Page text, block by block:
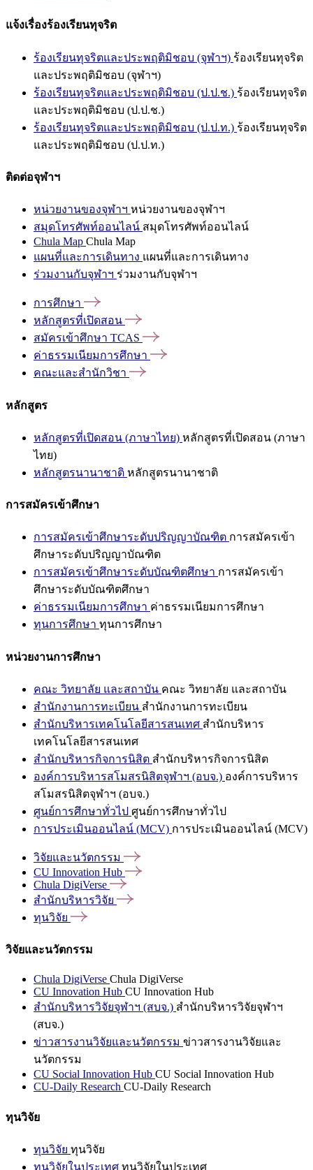
แจ้งเรื่องร้องเรียนทุจริต
ร้องเรียนทุจริตและประพฤติมิชอบ (จุฬาฯ) ร้องเรียนทุจริต
และประพฤติมิชอบ (จุฬาฯ)
ร้องเรียนทุจริตและประพฤติมิชอบ (ป.ป.ช.) ร้องเรียนทุจริต
และประพฤติมิชอบ (ป.ป.ช.)
ร้องเรียนทุจริตและประพฤติมิชอบ (ป.ป.ท.) ร้องเรียนทุจริต
และประพฤติมิชอบ (ป.ป.ท.)
ติดต่อจุฬาฯ
หน่วยงานของจุฬาฯ หน่วยงานของจุฬาฯ
สมุดโทรศัพท์ออนไลน์ สมุดโทรศัพท์ออนไลน์
Chula Map Chula Map
แผนที่และการเดินทาง แผนที่และการเดินทาง
ร่วมงานกับจุฬาฯ ร่วมงานกับจุฬาฯ
การศึกษา
หลักสูตรที่เปิดสอน
สมัครเข้าศึกษา TCAS
ค่าธรรมเนียมการศึกษา
คณะและสำนักวิชา
หลักสูตร
หลักสูตรที่เปิดสอน (ภาษาไทย) หลักสูตรที่เปิดสอน (ภาษา
ไทย)
หลักสูตรนานาชาติ หลักสูตรนานาชาติ
การสมัครเข้าศึกษา
การสมัครเข้าศึกษาระดับปริญญาบัณฑิต การสมัครเข้า
ศึกษาระดับปริญญาบัณฑิต
การสมัครเข้าศึกษาระดับบัณฑิตศึกษา การสมัครเข้า
ศึกษาระดับบัณฑิตศึกษา
ค่าธรรมเนียมการศึกษา ค่าธรรมเนียมการศึกษา
ทุนการศึกษา ทุนการศึกษา
หน่วยงานการศึกษา
คณะ วิทยาลัย และสถาบัน คณะ วิทยาลัย และสถาบัน
สำนักงานการทะเบียน สำนักงานการทะเบียน
สำนักบริหารเทคโนโลยีสารสนเทศ สำนักบริหาร
เทคโนโลยีสารสนเทศ
สำนักบริหารกิจการนิสิต สำนักบริหารกิจการนิสิต
องค์การบริหารสโมสรนิสิตจุฬาฯ (อบจ.) องค์การบริหาร
สโมสรนิสิตจุฬาฯ (อบจ.)
ศูนย์การศึกษาทั่วไป ศูนย์การศึกษาทั่วไป
การประเมินออนไลน์ (MCV) การประเมินออนไลน์ (MCV)
วิจัยและนวัตกรรม
CU Innovation Hub
Chula DigiVerse
สำนักบริหารวิจัย
ทุนวิจัย
วิจัยและนวัตกรรม
Chula DigiVerse Chula DigiVerse
CU Innovation Hub CU Innovation Hub
สำนักบริหารวิจัยจุฬาฯ (สบจ.) สำนักบริหารวิจัยจุฬาฯ
(สบจ.)
ข่าวสารงานวิจัยและนวัตกรรม ข่าวสารงานวิจัยและ
นวัตกรรม
CU Social Innovation Hub CU Social Innovation Hub
CU-Daily Research CU-Daily Research
ทุนวิจัย
ทุนวิจัย ทุนวิจัย
ทุนวิจัยในประเทศ ทุนวิจัยในประเทศ